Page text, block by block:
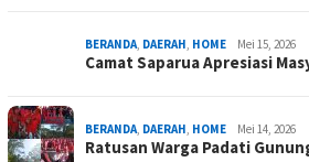
BERANDA, DAERAH, HOME Mei 15, 2026
Camat Saparua Apresiasi
BERANDA, DAERAH, HOME Mei 14, 2026
Ratusan Warga Padati